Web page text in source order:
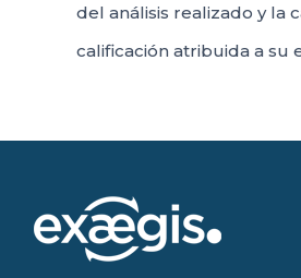
del análisis realizado y la
calificación atribuida a su